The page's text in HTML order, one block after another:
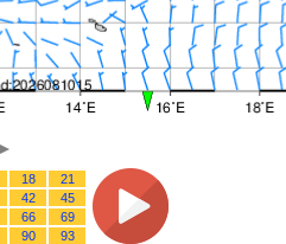
18
21
42
45
66
69
90 93